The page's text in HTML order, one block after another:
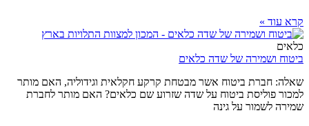
קרא עוד »
כלאים
ביטוח ושמירה של שדה כלאים
שאלה: חברת ביטוח אשר מבטחת קרקע חקלאית וגידוליה, האם מותר
למכור פוליסת ביטוח על שדה שזרוע שם כלאים? האם מותר לחברת
שמירה לשמור על גינה